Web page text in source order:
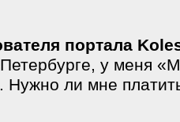
портала
у меня
Нужно ли мне